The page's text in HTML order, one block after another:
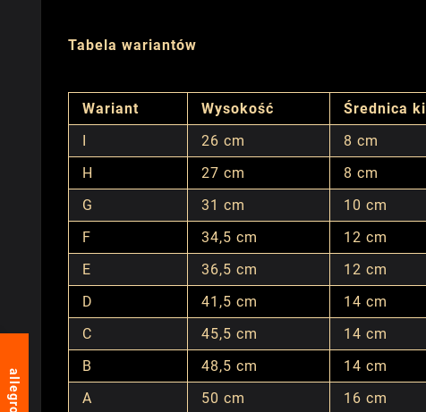
Tabela wariantów
Wariant Wysokość Średnica
I
26 cm 8 cm
H
27 cm 8 cm
G
31 cm 10 cm
F
34,5 cm 12 cm
E
36,5 cm 12 cm
D
41,5 cm 14 cm
C
45,5 cm 14 cm
B
48,5 cm 14 cm
A
50 cm 16 cm
allegro